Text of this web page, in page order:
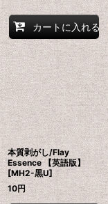
カートに入れる
本質剥がし/Flay
Essence 【英語版】
[MH2-黒U]
10円